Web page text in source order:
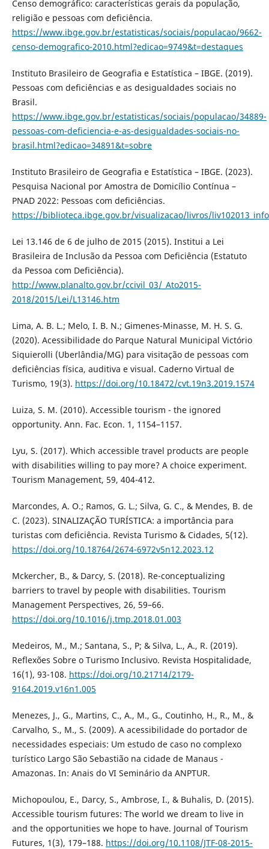
Censo demográfico: características gerais da população,
religião e pessoas com deficiência.
https://www.ibge.gov.br/estatisticas/sociais/populacao/9662-
censo-demografico-2010.html?edicao=9749&t=destaques
Instituto Brasileiro de Geografia e Estatística – IBGE. (2019).
Pessoas com deficiências e as desigualdades sociais no
Brasil.
https://www.ibge.gov.br/estatisticas/sociais/populacao/34889-
pessoas-com-deficiencia-e-as-desigualdades-sociais-no-
brasil.html?edicao=34891&t=sobre
Instituto Brasileiro de Geografia e Estatística – IBGE. (2023).
Pesquisa Nacional por Amostra de Domicílio Contínua –
PNAD 2022: Pessoas com deficiências.
https://biblioteca.ibge.gov.br/visualizacao/livros/
Lei 13.146 de 6 de julho de 2015 (2015). Institui a Lei
Brasileira de Inclusão da Pessoa com Deficiência (Estatuto
da Pessoa com Deficiência).
http://www.planalto.gov.br/ccivil_03/_Ato2015-
2018/2015/Lei/L13146.htm
Lima, A. B. L.; Melo, I. B. N.; Gimenes-Minasse, M. H. S. G.
(2020). Acessibilidade do Parque Natural Municipal Victório
Siquierolli (Uberlândia/MG) para visitação de pessoas com
deficiências física, auditiva e visual. Caderno Virtual de
Turismo, 19(3). https://doi.org/10.18472/cvt.19n3.2019.1574
Luiza, S. M. (2010). Accessible tourism - the ignored
opportunity. Ann. Fac. Econ. 1, 1154–1157.
Lyu, S. (2017). Which accessible travel products are people
with disabilities willing to pay more? A choice experiment.
Tourism Management, 59, 404-412.
Marcondes, A. O.; Ramos, G. L.; Silva, G. C., & Mendes, B. de
C. (2023). SINALIZAÇÃO TURÍSTICA: a importância para
turistas com deficiência. Revista Turismo & Cidades, 5(12).
https://doi.org/10.18764/2674-6972v5n12.2023.12
Mckercher, B., & Darcy, S. (2018). Re-conceptualizing
barriers to travel by people with disabilities. Tourism
Management Perspectives, 26, 59–66.
https://doi.org/10.1016/j.tmp.2018.01.003
Medeiros, M., M.; Santana, S., P; & Silva, L., A., R. (2019).
Reflexões Sobre o Turismo Inclusivo. Revista Hospitalidade,
16(1), 93-108. https://doi.org/10.21714/2179-
9164.2019.v16n1.005
Menezes, J., G., Martins, C., A., M., G., Coutinho, H., R., M., &
Carvalho, S., M., S. (2009). A acessibilidade do portador de
necessidades especiais: Um estudo de caso no complexo
turístico Largo São Sebastião na cidade de Manaus -
Amazonas. In: Anais do VI Seminário da ANPTUR.
Michopoulou, E., Darcy, S., Ambrose, I., & Buhalis, D. (2015).
Accessible tourism futures: The world we dream to live in
and the opportunities we hope to have. Journal of Tourism
Futures, 1(3), 179–188. https://doi.org/10.1108/JTF-08-2015-